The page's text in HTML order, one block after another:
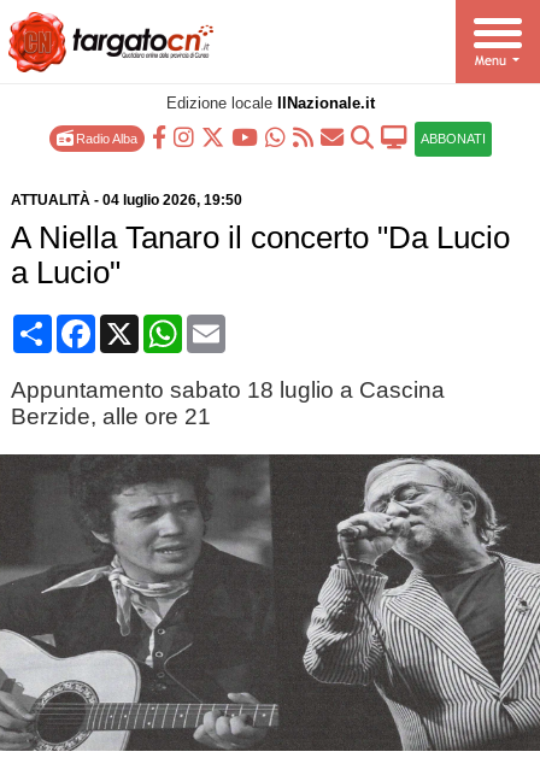
Edizione locale IlNazionale.it
Radio Alba ABBONATI
ATTUALITÀ- 04 luglio 2026, 19:50
A Niella Tanaro il concerto "Da Lucio
a Lucio"
CondividiFacebook
X WhatsApp
Email
Appuntamento sabato 18 luglio a Cascina
Berzide, alle ore 21